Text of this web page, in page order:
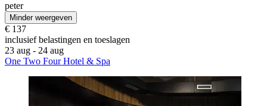
peter
Minder weergeven
€ 137
inclusief belastingen en toeslagen
23 aug - 24 aug
One Two Four Hotel & Spa